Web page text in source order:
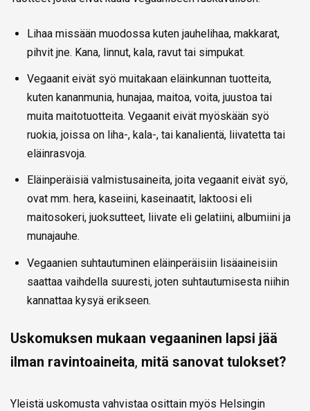
Lihaa missään muodossa kuten jauhelihaa, makkarat,
pihvit jne. Kana, linnut, kala, ravut tai simpukat.
Vegaanit eivät syö muitakaan eläinkunnan tuotteita,
kuten kananmunia, hunajaa, maitoa, voita, juustoa tai
muita maitotuotteita. Vegaanit eivät myöskään syö
ruokia, joissa on liha-, kala-, tai kanalientä, liivatetta tai
eläinrasvoja.
Eläinperäisiä valmistusaineita, joita vegaanit eivät syö,
ovat mm. hera, kaseiini, kaseinaatit, laktoosi eli
maitosokeri, juoksutteet, liivate eli gelatiini, albumiini ja
munajauhe.
Vegaanien suhtautuminen eläinperäisiin lisäaineisiin
saattaa vaihdella suuresti, joten suhtautumisesta niihin
kannattaa kysyä erikseen.
Uskomuksen mukaan vegaaninen lapsi jää
ilman ravintoaineita, mitä sanovat tulokset?
Yleistä uskomusta vahvistaa osittain myös Helsingin